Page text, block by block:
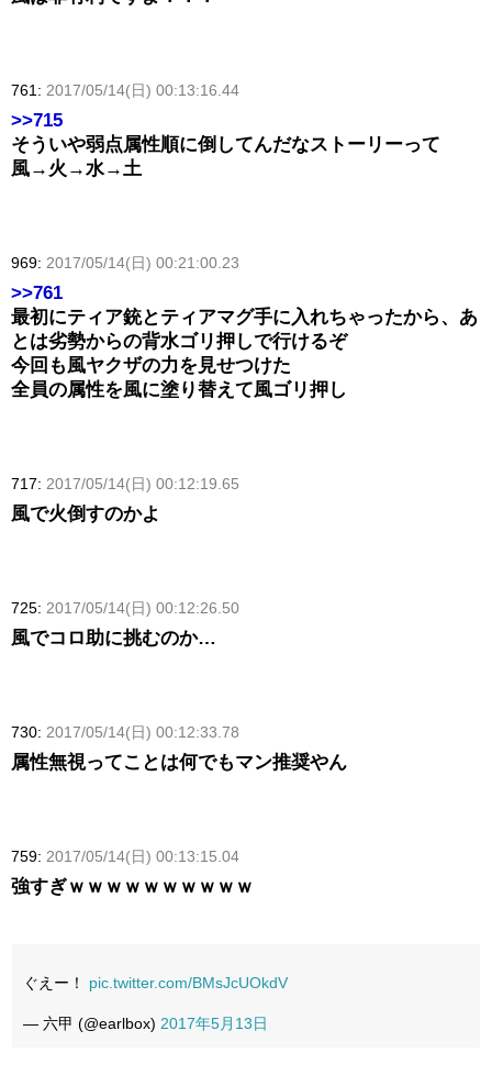
761: 2017/05/14(日) 00:13:16.44
>>715
そういや弱点属性順に倒してんだなストーリーって
風→火→水→土
969: 2017/05/14(日) 00:21:00.23
>>761
最初にティア銃とティアマグ手に入れちゃったから、あ
とは劣勢からの背水ゴリ押しで行けるぞ
今回も風ヤクザの力を見せつけた
全員の属性を風に塗り替えて風ゴリ押し
717: 2017/05/14(日) 00:12:19.65
風で火倒すのかよ
725: 2017/05/14(日) 00:12:26.50
風でコロ助に挑むのか…
730: 2017/05/14(日) 00:12:33.78
属性無視ってことは何でもマン推奨やん
759: 2017/05/14(日) 00:13:15.04
強すぎｗｗｗｗｗｗｗｗｗｗ
ぐえー！ pic.twitter.com/BMsJcUOkdV
— 六甲 (@earlbox) 2017年5月13日